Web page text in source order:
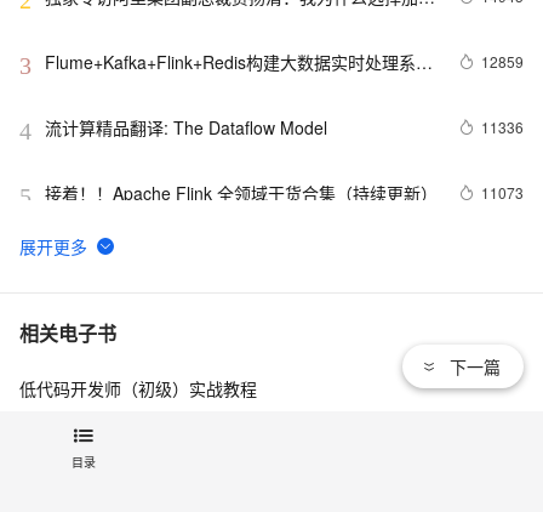
目录
3
Flume+Kafka+Flink+Redis构建大数据实时处理系
12859
4 流计算精品翻译: The Dataflow Model 11336
5 接着！！Apache Flink 全领域干货合集（持续更新） 11073
6
回顾 | Kafka x Flink Meetup 与世界人工智能大会大
7 基于实时计算（Flink）打造一个简单的实时推荐系统
8 Flink SQL 功能解密系列 —— 流计算“撤回
7774
如何正确使用 Flink Connector？
相关电子书
低代码开发师（初级）实战教程
冬季实战营第三期：MySQL数据库进阶实战
下一篇